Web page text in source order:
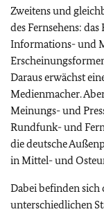
Zweitens und
des Fernsehens:
Informations- und
Daraus erwächst
Medienmacher.
Meinungs- und
Rundfunk- und
die deutsche
in Mittel- und
Dabei befinden
unterschiedlichen